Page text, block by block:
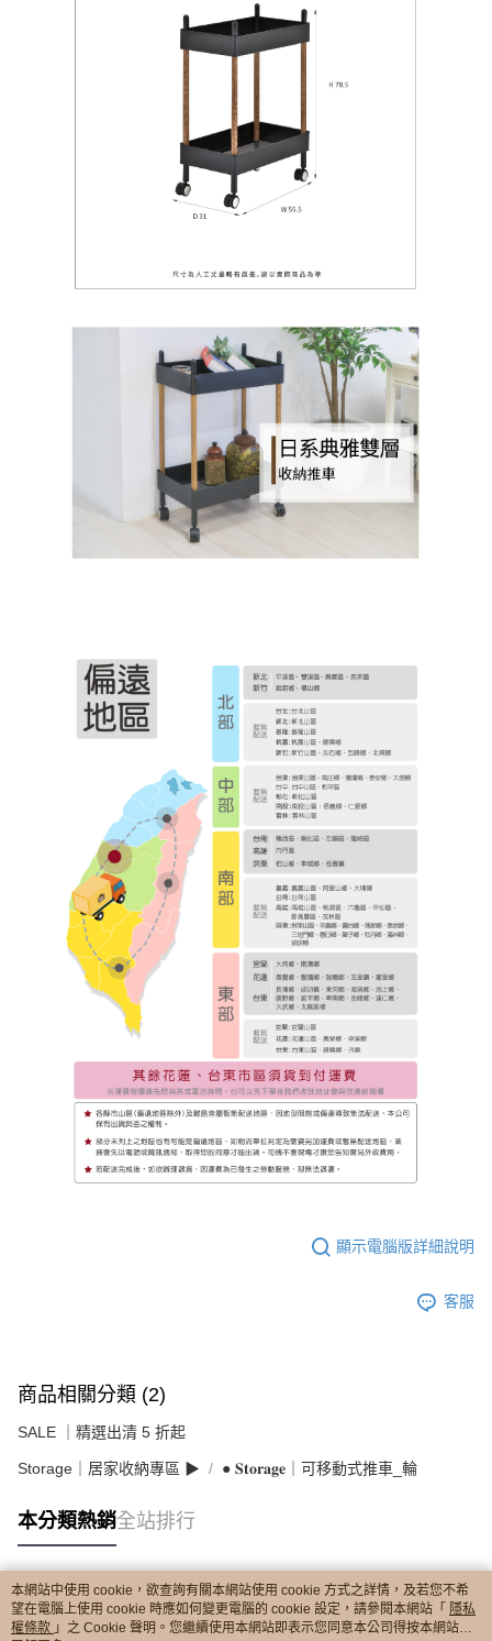
顯示電腦版詳細說明
客服
商品相關分類 (2)
SALE ｜精選出清 5 折起
Storage｜居家收納專區 ▶︎ ● 𝐒𝐭𝐨𝐫𝐚𝐠𝐞｜可移動式推車_輪
本分類熱銷全站排行
熱門標籤
本網站中使用 cookie，欲查詢有關本網站使用 cookie 方式之詳情，及若您不希
望在電腦上使用 cookie 時應如何變更電腦的 cookie 設定，請參閱本網站「 隱私
權條款 」之 Cookie 聲明。您繼續使用本網站即表示您同意本公司得按本網站使